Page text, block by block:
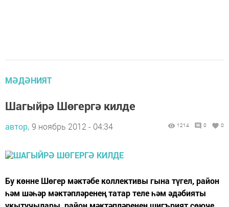
МӘДӘНИЯТ
Шагыйрә Шөгергә килде
автор, 9 ноябрь 2012 - 04:34 1214 0 0
Бу көнне Шөгер мәктәбе коллективы гына түгел, район
һәм шәһәр мәктәпләренең татар теле һәм әдәбияты